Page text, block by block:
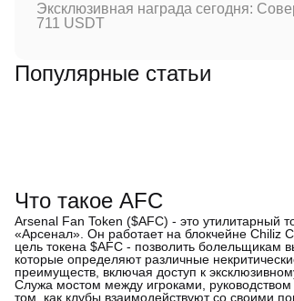
Эксклюзивная награда сегодня:
711 USDT
Популярные статьи
Что такое AFC
Arsenal Fan Token ($AFC) - это утилитарный
«Арсенал». Он работает на блокчейне Chiliz
цель токена $AFC - позволить болельщикам
которые определяют различные
преимуществ, включая доступ к
Служа мостом между игроками,
том, как клубы взаимодействуют со своими